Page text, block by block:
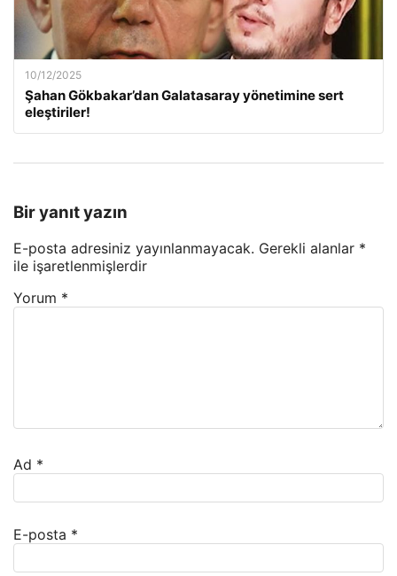
10/12/2025
Şahan Gökbakar’dan Galatasaray yönetimine sert
eleştiriler!
Bir yanıt yazın
E-posta adresiniz yayınlanmayacak. Gerekli alanlar *
ile işaretlenmişlerdir
Yorum *
Ad *
E-posta *